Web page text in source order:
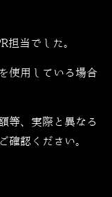
当でした。
使用している場合
等、実際と異なる
確認ください。